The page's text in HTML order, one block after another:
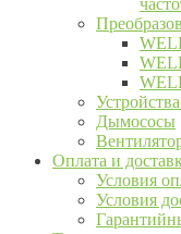
Дымососы
Оплата и
Условия
Условия